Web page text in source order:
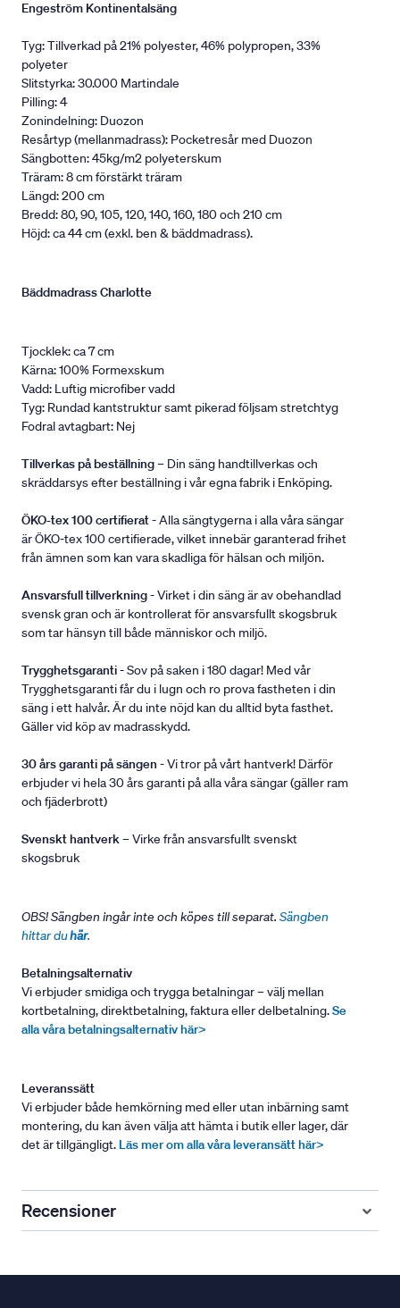
Engeström Kontinentalsäng
Tyg: Tillverkad på 21% polyester, 46% polypropen, 33%
polyeter
Slitstyrka: 30.000 Martindale
Pilling: 4
Zonindelning: Duozon
Resårtyp (mellanmadrass): Pocketresår med Duozon
Sängbotten: 45kg/m2 polyeterskum
Träram: 8 cm förstärkt träram
Längd: 200 cm
Bredd: 80, 90, 105, 120, 140, 160, 180 och 210 cm
Höjd: ca 44 cm (exkl. ben & bäddmadrass).
Bäddmadrass Charlotte
Tjocklek: ca 7 cm
Kärna: 100% Formexskum
Vadd: Luftig microfiber vadd
Tyg: Rundad kantstruktur samt pikerad följsam stretchtyg
Fodral avtagbart: Nej
Tillverkas på beställning– Din säng handtillverkas och
skräddarsys efter beställning i vår egna fabrik i Enköping.
ÖKO-tex 100 certifierat- Alla sängtygerna i alla våra sängar
är ÖKO-tex 100 certifierade, vilket innebär garanterad frihet
från ämnen som kan vara skadliga för hälsan och miljön.
Ansvarsfull tillverkning- Virket i din säng är av obehandlad
svensk gran och är kontrollerat för ansvarsfullt skogsbruk
som tar hänsyn till både människor och miljö.
Trygghetsgaranti- Sov på saken i 180 dagar! Med vår
Trygghetsgaranti får du i lugn och ro prova fastheten i din
säng i ett halvår. Är du inte nöjd kan du alltid byta fasthet.
Gäller vid köp av madrasskydd.
30 års garanti på sängen - Vi tror på vårt hantverk! Därför
erbjuder vi hela 30 års garanti på alla våra sängar (gäller ram
och fjäderbrott)
Svenskt hantverk– Virke från ansvarsfullt svenskt
skogsbruk
OBS! Sängben ingår inte och köpes till separat. Sängben
hittar duhär.
Betalningsalternativ
Vi erbjuder smidiga och trygga betalningar – välj mellan
kortbetalning, direktbetalning, faktura eller delbetalning.Se
alla våra betalningsalternativ här>
Leveranssätt
Vi erbjuder både hemkörning med eller utan inbärning samt
montering, du kan även välja att hämta i butik eller lager, där
det är tillgängligt. Läs mer om alla våra leveransätt här>
Recensioner